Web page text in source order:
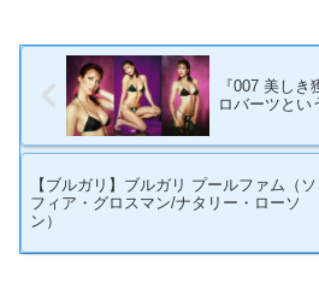
『007 美し
ロバーツとい
【ブルガリ】ブルガリ プールファム（ソ
フィア・グロスマン/ナタリー・ローソ
ン）